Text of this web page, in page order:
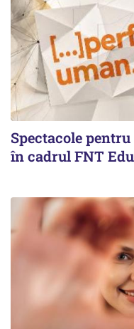
Spectacole
în cadrul FNT